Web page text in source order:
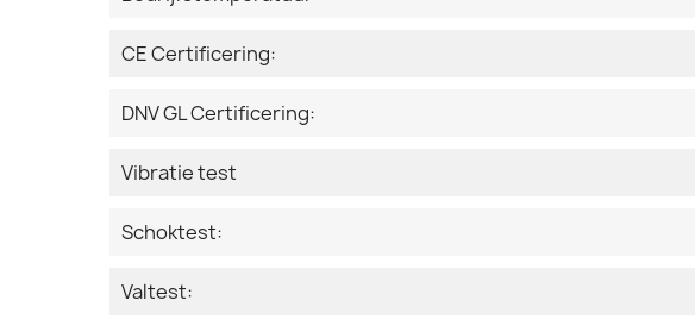
CE Certificering:
DNV GL Certificering:
Vibratie test
Schoktest:
Valtest: